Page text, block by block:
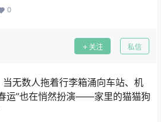
0
关注 私信
无数人拖着行李箱涌向车站、机
运”也在悄然扮演——家里的猫猫狗